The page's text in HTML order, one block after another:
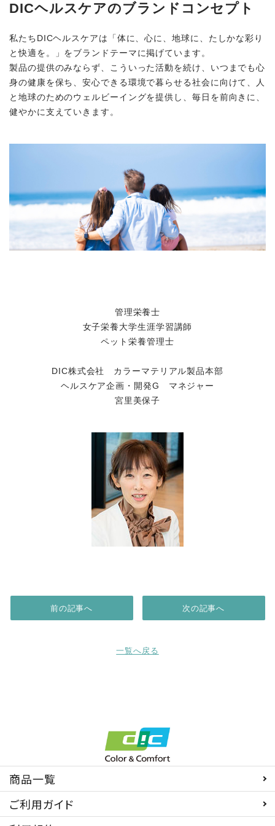
DICヘルスケアのブランドコンセプト
私たちDICヘルスケアは「体に、心に、地球に、たしかな彩り
と快適を。」をブランドテーマに掲げています。
製品の提供のみならず、こういった活動を続け、いつまでも心
身の健康を保ち、安心できる環境で暮らせる社会に向けて、人
と地球のためのウェルビーイングを提供し、毎日を前向きに、
健やかに支えていきます。
管理栄養士
女子栄養大学生涯学習講師
ペット栄養管理士
DIC株式会社 カラーマテリアル製品本部
ヘルスケア企画・開発G マネジャー
宮里美保子
前の記事へ
一覧へ戻る
次の記事へ
商品一覧
ご利用ガイド